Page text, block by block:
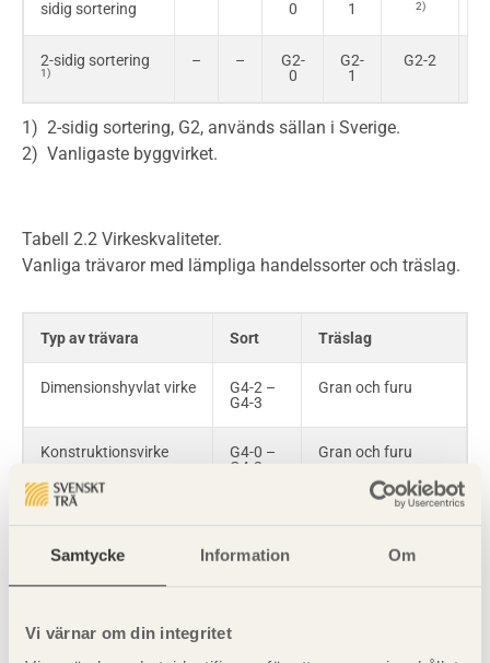
Samtycke Information Om
Vi värnar om din integritet
sidig sortering
0
1
2)
2-sidig sortering
1)
– –
G2-
0
G2-
1
G2-2
1) 2-sidig sortering, G2, används sällan i Sverige.
2) Vanligaste byggvirket.
Tabell 2.2 Virkeskvaliteter.
Vanliga trävaror med lämpliga handelssorter och träslag.
Typ av trävara Sort Träslag
Dimensionshyvlat virke
G4-2 –
G4-3
Gran och furu
Konstruktionsvirke
G4-0 –
G4-2
Gran och furu
Formvirke